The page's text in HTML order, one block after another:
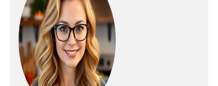
avec un noyau VG10,
permet d'obtenir un
degré de dureté de la
lame de 60±2 HRC. Ce
set est idéal pour toutes
les tâches en cuisine, de
la préparation des
légumes et viandes à la